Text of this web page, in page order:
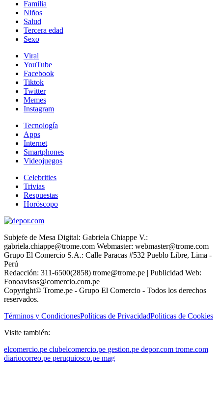
Familia
Niños
Salud
Tercera edad
Sexo
Viral
YouTube
Facebook
Tiktok
Twitter
Memes
Instagram
Tecnología
Apps
Internet
Smartphones
Videojuegos
Celebrities
Trivias
Respuestas
Horóscopo
Subjefe de Mesa Digital: Gabriela Chiappe V.:
gabriela.chiappe@trome.com Webmaster: webmaster@trome.com
Grupo El Comercio S.A.: Calle Paracas #532 Pueblo Libre, Lima -
Perú
Redacción: 311-6500(2858) trome@trome.pe | Publicidad Web:
Fonoavisos@comercio.com.pe
Copyright© Trome.pe - Grupo El Comercio - Todos los derechos
reservados.
Términos y CondicionesPolíticas de PrivacidadPoliticas de Cookies
Visite también:
elcomercio.pe clubelcomercio.pe gestion.pe depor.com trome.com
diariocorreo.pe peruquiosco.pe mag